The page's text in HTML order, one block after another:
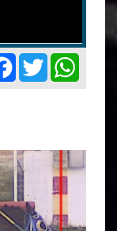
Facebook
Twitter